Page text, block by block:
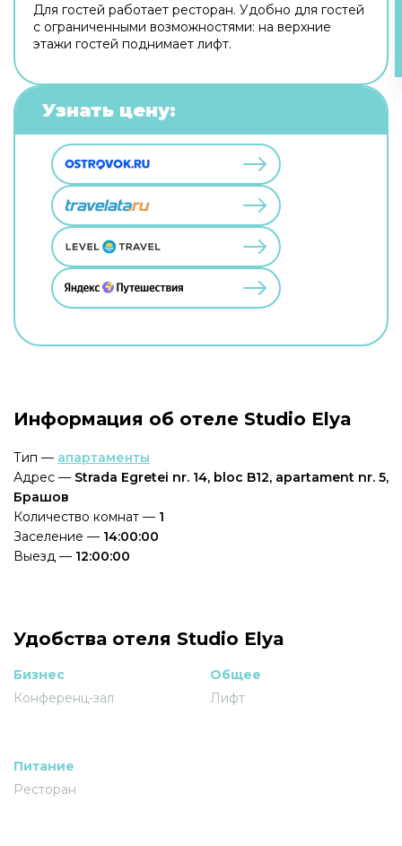
Для гостей работает ресторан. Удобно для гостей
с ограниченными возможностями: на верхние
этажи гостей поднимает лифт.
Узнать цену:
Информация об отеле Studio Elya
Тип — апартаменты
Адрес — Strada Egretei nr. 14, bloc B12, apartament nr. 5,
Брашов
Количество комнат — 1
Заселение — 14:00:00
Выезд — 12:00:00
Удобства отеля Studio Elya
Бизнес
Конференц-зал
Общее
Лифт
Питание
Ресторан